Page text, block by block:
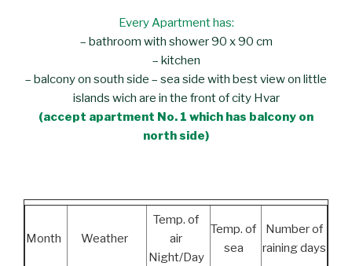
Every Apartment has:
– bathroom with shower 90 x 90 cm
– kitchen
– balcony on south side – sea side with best view on little
islands wich are in the front of city Hvar
(accept apartment No. 1 which has balcony on
north side)
Month Weather
Temp. of
air
Night/Day
Temp. of
sea
Number of
raining days